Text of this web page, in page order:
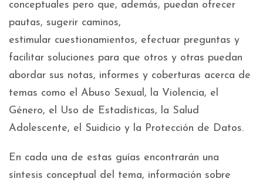
conceptuales pero que, además, puedan ofrecer
pautas, sugerir caminos,
estimular cuestionamientos, efectuar preguntas y
facilitar soluciones para que otros y otras puedan
abordar sus notas, informes y coberturas acerca de
temas como el Abuso Sexual, la Violencia, el
Género, el Uso de Estadísticas, la Salud
Adolescente, el Suidicio y la Protección de Datos.
En cada una de estas guías encontrarán una
síntesis conceptual del tema, información sobre